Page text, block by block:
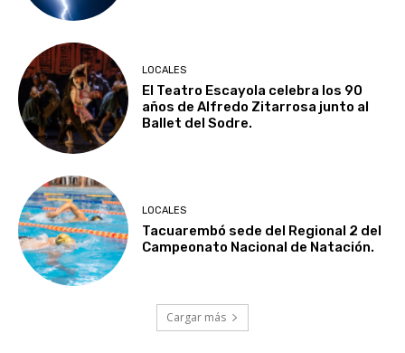
LOCALES
El Teatro Escayola celebra los 90
años de Alfredo Zitarrosa junto al
Ballet del Sodre.
LOCALES
Tacuarembó sede del Regional 2 del
Campeonato Nacional de Natación.
Cargar más